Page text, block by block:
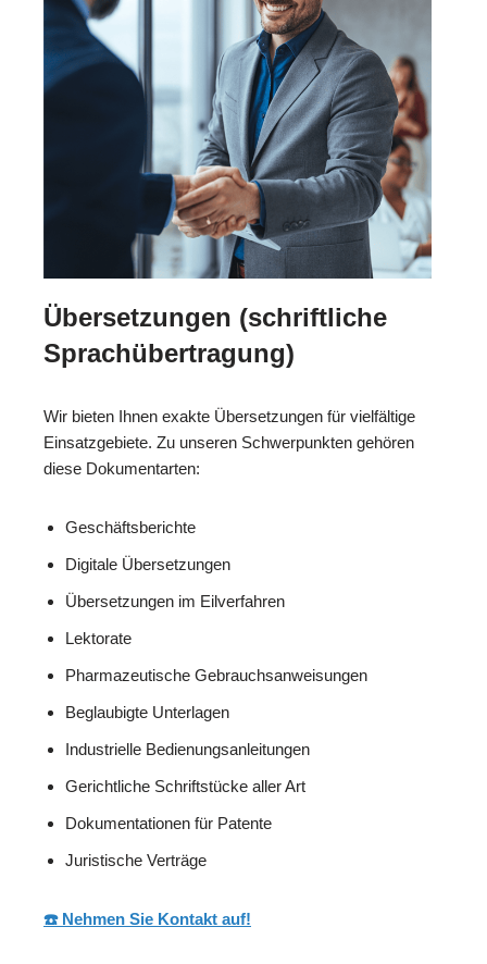
Übersetzungen (schriftliche
Sprachübertragung)
Wir bieten Ihnen exakte Übersetzungen für vielfältige
Einsatzgebiete. Zu unseren Schwerpunkten gehören
diese Dokumentarten:
Geschäftsberichte
Digitale Übersetzungen
Übersetzungen im Eilverfahren
Lektorate
Pharmazeutische Gebrauchsanweisungen
Beglaubigte Unterlagen
Industrielle Bedienungsanleitungen
Gerichtliche Schriftstücke aller Art
Dokumentationen für Patente
Juristische Verträge
☎️ Nehmen Sie Kontakt auf!